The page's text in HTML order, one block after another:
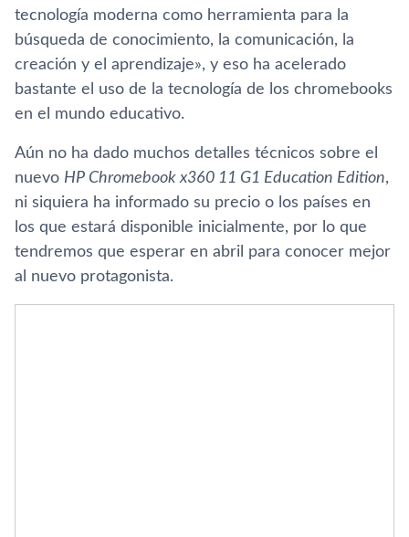
tecnologí­a moderna como herramienta para la
búsqueda de conocimiento, la comunicación, la
creación y el aprendizaje», y eso ha acelerado
bastante el uso de la tecnologí­a de los chromebooks
en el mundo educativo.
Aún no ha dado muchos detalles técnicos sobre el
nuevo HP Chromebook x360 11 G1 Education Edition,
ni siquiera ha informado su precio o los paí­ses en
los que estará disponible inicialmente, por lo que
tendremos que esperar en abril para conocer mejor
al nuevo protagonista.